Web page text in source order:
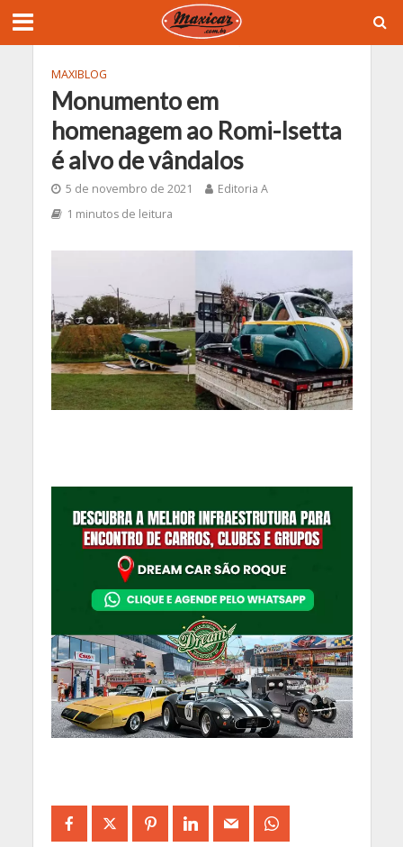
MAXIBLOG
Monumento em
homenagem ao Romi-Isetta
é alvo de vândalos
5 de novembro de 2021
Editoria A
1 minutos de leitura